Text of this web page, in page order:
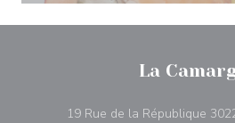
La
19 Rue de la République